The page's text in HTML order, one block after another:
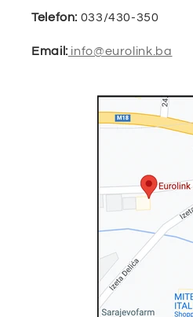
Telefon: 033/430-350
Email: info@eurolink.ba